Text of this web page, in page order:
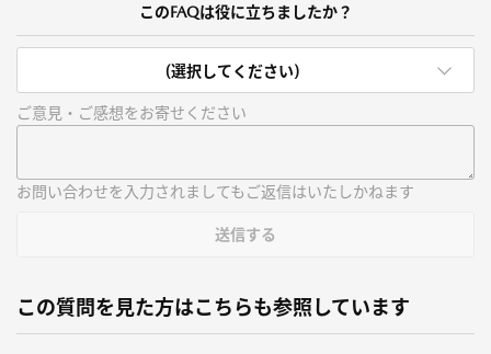
このFAQは役に立ちましたか？
(選択してください)
ご意見・ご感想をお寄せください
お問い合わせを入力されましてもご返信はいたしかねます
送信する
この質問を見た方はこちらも参照しています